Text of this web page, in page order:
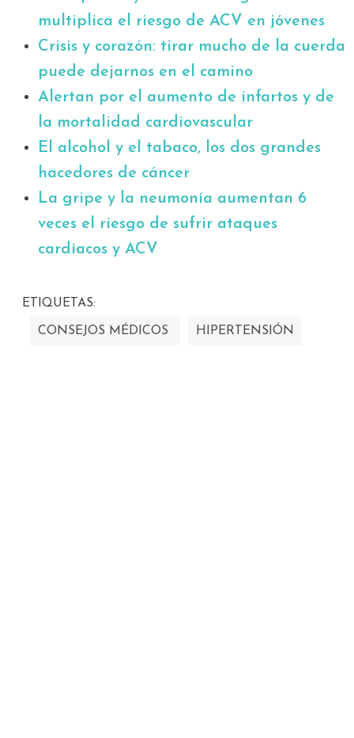
multiplica el riesgo de ACV en jóvenes
Crisis y corazón: tirar mucho de la cuerda
puede dejarnos en el camino
Alertan por el aumento de infartos y de
la mortalidad cardiovascular
El alcohol y el tabaco, los dos grandes
hacedores de cáncer
La gripe y la neumonía aumentan 6
veces el riesgo de sufrir ataques
cardíacos y ACV
ETIQUETAS:
CONSEJOS MÉDICOS HIPERTENSIÓN